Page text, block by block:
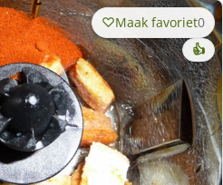
Maak favoriet0
👍